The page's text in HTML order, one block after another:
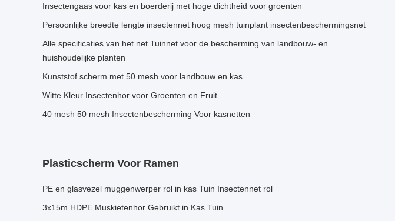
Insectengaas voor kas en boerderij met hoge dichtheid voor groenten
Persoonlijke breedte lengte insectennet hoog mesh tuinplant insectenbeschermingsnet
Alle specificaties van het net Tuinnet voor de bescherming van landbouw- en
huishoudelijke planten
Kunststof scherm met 50 mesh voor landbouw en kas
Witte Kleur Insectenhor voor Groenten en Fruit
40 mesh 50 mesh Insectenbescherming Voor kasnetten
Plasticscherm Voor Ramen
PE en glasvezel muggenwerper rol in kas Tuin Insectennet rol
3x15m HDPE Muskietenhor Gebruikt in Kas Tuin